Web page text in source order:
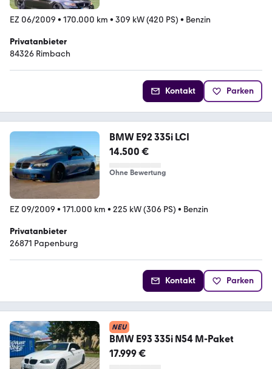
EZ 06/2009 • 170.000 km • 309 kW (420 PS) • Benzin
Privatanbieter
84326 Rimbach
Kontakt Parken
BMW E92 335i LCI
14.500 €
Ohne Bewertung
EZ 09/2009 • 171.000 km • 225 kW (306 PS) • Benzin
Privatanbieter
26871 Papenburg
Kontakt Parken
NEU
BMW E93 335i N54 M-Paket
17.999 €